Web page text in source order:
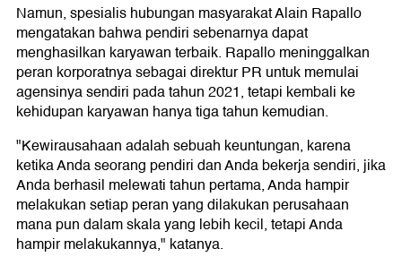
Namun, spesialis hubungan masyarakat Alain Rapallo
mengatakan bahwa pendiri sebenarnya dapat
menghasilkan karyawan terbaik. Rapallo meninggalkan
peran korporatnya sebagai direktur PR untuk memulai
agensinya sendiri pada tahun 2021, tetapi kembali ke
kehidupan karyawan hanya tiga tahun kemudian.
"Kewirausahaan adalah sebuah keuntungan, karena
ketika Anda seorang pendiri dan Anda bekerja sendiri, jika
Anda berhasil melewati tahun pertama, Anda hampir
melakukan setiap peran yang dilakukan perusahaan
mana pun dalam skala yang lebih kecil, tetapi Anda
hampir melakukannya," katanya.